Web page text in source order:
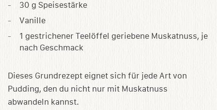
30 g Speisestärke
Vanille
1 gestrichener Teelöffel geriebene Muskatnuss, je
nach Geschmack
Dieses Grundrezept eignet sich für jede Art von
Pudding, den du nicht nur mit Muskatnuss
abwandeln kannst.